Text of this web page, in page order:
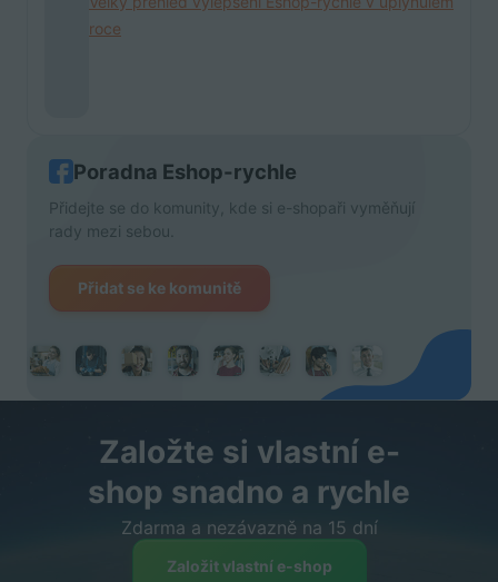
roce
Poradna Eshop-rychle
Přidejte se do komunity, kde si e-shopaři vyměňují
rady mezi sebou.
Přidat se ke komunitě
Založte si vlastní e-
shop snadno a rychle
Zdarma a nezávazně na 15 dní
Založit vlastní e-shop